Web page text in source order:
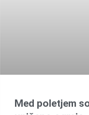
Med poletjem